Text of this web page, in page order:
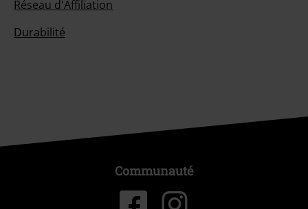
Réseau d'Affiliation
Durabilité
Communauté